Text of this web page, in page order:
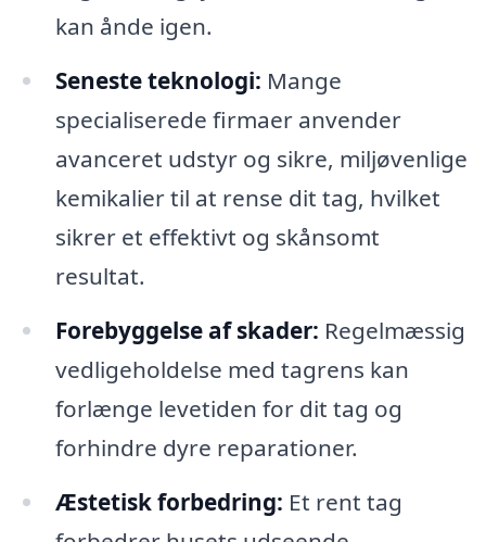
kan ånde igen.
Seneste teknologi: Mange
specialiserede firmaer anvender
avanceret udstyr og sikre, miljøvenlige
kemikalier til at rense dit tag, hvilket
sikrer et effektivt og skånsomt
resultat.
Forebyggelse af skader: Regelmæssig
vedligeholdelse med tagrens kan
forlænge levetiden for dit tag og
forhindre dyre reparationer.
Æstetisk forbedring: Et rent tag